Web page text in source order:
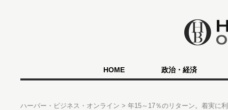
HOME 政治・経済
ハーバー・ビジネス・オンライン
年15～17％のリターン。着実に